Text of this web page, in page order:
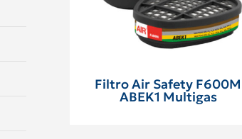
Filtro Air Safety F600M
ABEK1 Multigas